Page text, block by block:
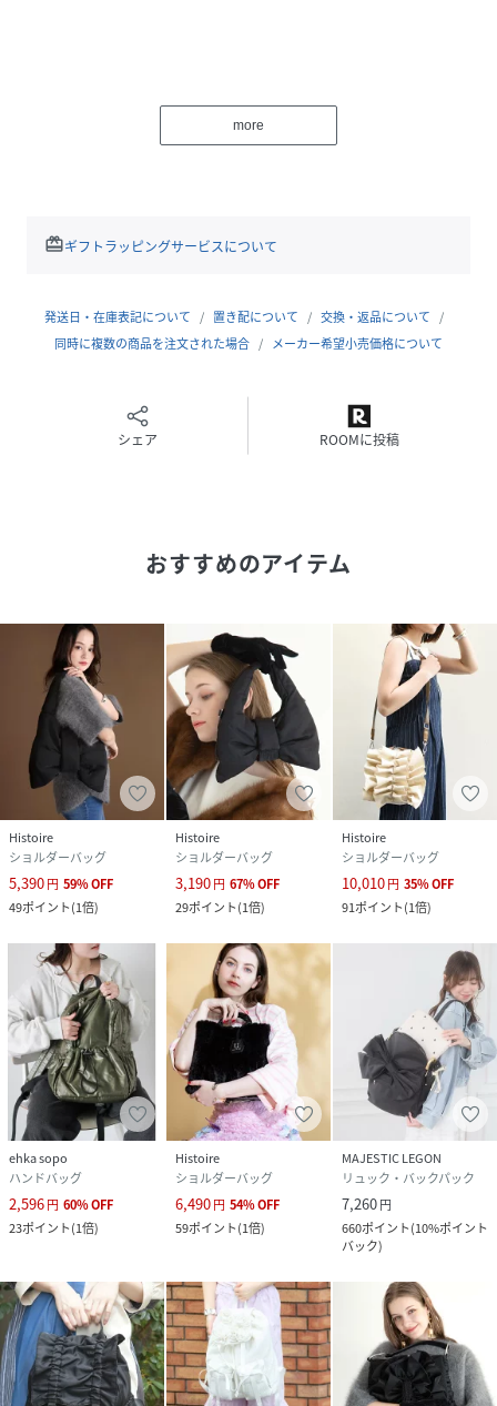
・立体的なギャザーデザインがコーデのアクセントに
・本体は軽量素材で、持ち運びも快適
・口元は巾着＋フラップ仕様でしっかり閉じられる安心設計
大きなリボンモチーフを連想させるギャザーの立体感が印象
的。
ふわっとした素材感が季節を問わず使いやすく、
スカートにもパンツにも合わせやすい万能デザイン。
デイリーから旅行まで幅広く活躍します。
に異なります）。
Color
ブラック（内側：レッド）
ブラウン（内側：ミントグリーン）
ゴールド（内側：ブルー）
持つだけで気分が上がる3色展開。
どのカラーも落ち着きがありながら華やかさをプラスしま
す。
Spec
開閉：巾着＋フラップ
ショルダー：長さ調整可
Series
同シリーズのトート・ショルダーも展開中。
軽やかなデザインで統一感のあるスタイルを楽しめます。
【 U（ユー）】デザイナー Yuko Ohashiの琴線にふれイン
スピレーションされたマテリアルや手仕事を形にした作品で
す。ノアール（フランス語で黒）大人の女性を最も美しく見
せる色をメインに、キラキラした人生がさらに美しく輝くた
めの手段をご提案します。あなたの輝きが周りを華やかに、
Yuko Ohashiと共に皆さんと楽しんでいくブランドです。
※アルコールや塩素系などの消毒・除菌液が製品に付着する
と、色落ちや変色・シミが発生する場合や劣化を早める原因
になりますのでご注意ください。※末永く愛用頂く為に、ア
テンションタグ・洗濯ネームを必ずご確認の上、水濡れ
（雨、汗など）による使用も色落ちや色移りの原因となる場
more
redeemギフトラッピングサービスについて
発送日・在庫表記について 置き配について
交換・返品について
同時に複数の商品を注文された場合
メーカー希望小売価格について
シェア ROOMに投稿
おすすめのアイテム
Histoire
ショルダーバッグ
5,390円 59%OFF
49ポイント(1倍)
Histoire
ショルダーバッグ
3,190円 67%OFF
29ポイント(1倍)
Histoire
ショルダーバッグ
10,010円 35%OFF
91ポイント(1倍)
ehka sopo
ハンドバッグ
2,596円 60%OFF
23ポイント(1倍)
Histoire
ショルダーバッグ
6,490円 54%OFF
59ポイント(1倍)
MAJESTIC LEGON
リュック・バックパック
7,260円
660ポイント(10%ポイント
バック)